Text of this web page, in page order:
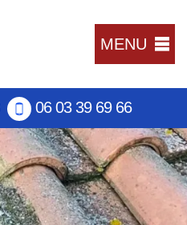
MENU
06 03 39 69 66